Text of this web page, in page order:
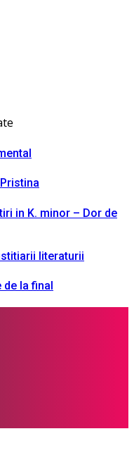
in K. minor – Dor de
literaturii
la final